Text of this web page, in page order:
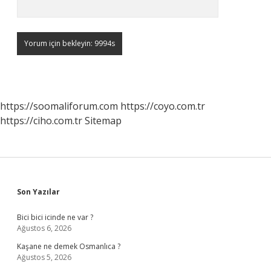
https://soomaliforum.com https://coyo.com.tr
https://ciho.com.trSitemap
Sidebar
Son Yazılar
Bici bici icinde ne var ?
Ağustos 6, 2026
Kaşane ne demek Osmanlıca ?
Ağustos 5, 2026